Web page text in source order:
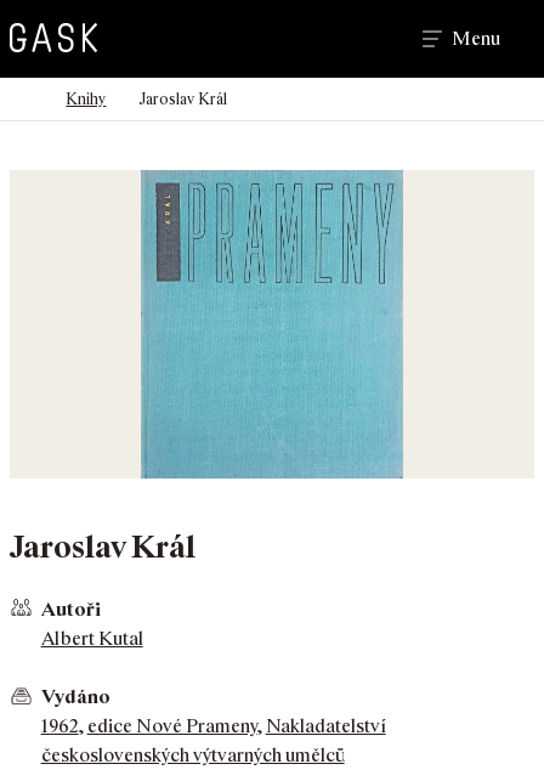
Hledat
Menu
DomůKnihy Jaroslav Král
Jaroslav Král
Autoři
Albert Kutal
Vydáno
1962, edice Nové Prameny, Nakladatelství
československých výtvarných umělců